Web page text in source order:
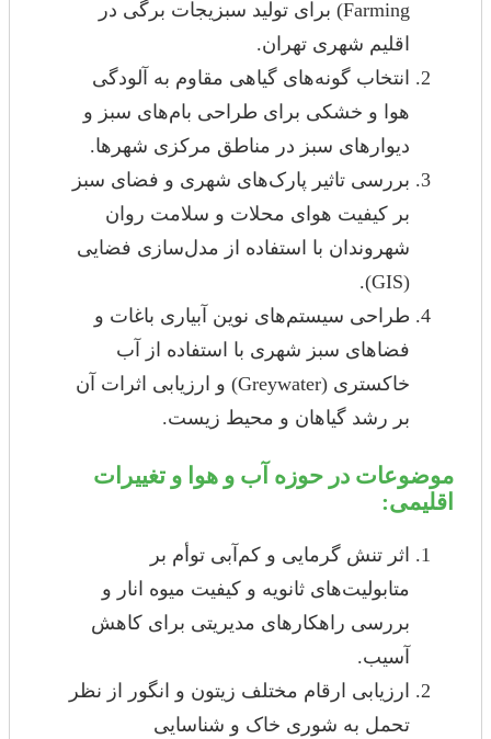
Farming) برای تولید سبزیجات برگی در
اقلیم شهری تهران.
انتخاب گونه‌های گیاهی مقاوم به آلودگی
هوا و خشکی برای طراحی بام‌های سبز و
دیوارهای سبز در مناطق مرکزی شهرها.
بررسی تاثیر پارک‌های شهری و فضای سبز
بر کیفیت هوای محلات و سلامت روان
شهروندان با استفاده از مدل‌سازی فضایی
(GIS).
طراحی سیستم‌های نوین آبیاری باغات و
فضاهای سبز شهری با استفاده از آب
خاکستری (Greywater) و ارزیابی اثرات آن
بر رشد گیاهان و محیط زیست.
موضوعات در حوزه آب و هوا و تغییرات
اقلیمی:
اثر تنش گرمایی و کم‌آبی توأم بر
متابولیت‌های ثانویه و کیفیت میوه انار و
بررسی راهکارهای مدیریتی برای کاهش
آسیب.
ارزیابی ارقام مختلف زیتون و انگور از نظر
تحمل به شوری خاک و شناسایی